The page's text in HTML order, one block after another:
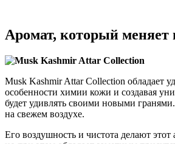
Аромат, который меняет
Musk Kashmir Attar Collection обладает
особенности химии кожи и создавая
будет удивлять своими новыми
на свежем воздухе.
Его воздушность и чистота делают